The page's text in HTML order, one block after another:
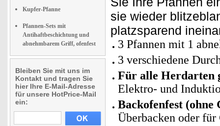
Kupfer-Pfanne
Pfannen-Sets mit
Antihaftbeschichtung und
abnehmbarem Griff, ofenfest
Bleiben Sie mit uns im
Kontakt und tragen Sie
hier Ihre E-Mail-Adresse
für unsere HotPrice-Mail
ein:
sie wieder
platzsparend
3 Pfannen mit 1
3 verschiedene
Für alle Herdarten
Elektro- und
Backofenfest
Überbacken oder für